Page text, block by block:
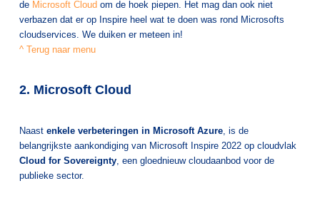
de Microsoft Cloudom de hoek piepen. Het mag dan ook niet
verbazen dat er op Inspire heel wat te doen was rond Microsofts
cloudservices. We duiken er meteen in!
^ Terug naar menu
2. Microsoft Cloud
Naast enkele verbeteringen in Microsoft Azure, is de
belangrijkste aankondiging van Microsoft Inspire 2022 op cloudvlak
Cloud for Sovereignty, een gloednieuw cloudaanbod voor de
publieke sector.